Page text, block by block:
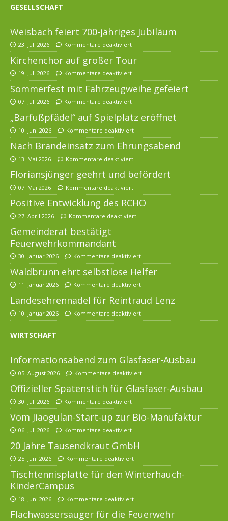
GESELLSCHAFT
Weisbach feiert 700-jähriges Jubiläum
23. Juli 2026 Kommentare deaktiviert
Kirchenchor auf großer Tour
19. Juli 2026 Kommentare deaktiviert
Sommerfest mit Fahrzeugweihe gefeiert
07. Juli 2026 Kommentare deaktiviert
„Barfußpfädel“ auf Spielplatz eröffnet
10. Juni 2026 Kommentare deaktiviert
Nach Brandeinsatz zum Ehrungsabend
13. Mai 2026 Kommentare deaktiviert
Floriansjünger geehrt und befördert
07. Mai 2026 Kommentare deaktiviert
Positive Entwicklung des RCHO
27. April 2026 Kommentare deaktiviert
Gemeinderat bestätigt
Feuerwehrkommandant
30. Januar 2026 Kommentare deaktiviert
Waldbrunn ehrt selbstlose Helfer
11. Januar 2026 Kommentare deaktiviert
Landesehrennadel für Reintraud Lenz
10. Januar 2026 Kommentare deaktiviert
WIRTSCHAFT
Informationsabend zum Glasfaser-Ausbau
05. August 2026 Kommentare deaktiviert
Offizieller Spatenstich für Glasfaser-Ausbau
30. Juli 2026 Kommentare deaktiviert
Vom Jiaogulan-Start-up zur Bio-Manufaktur
06. Juli 2026 Kommentare deaktiviert
20 Jahre Tausendkraut GmbH
25. Juni 2026 Kommentare deaktiviert
Tischtennisplatte für den Winterhauch-
KinderCampus
18. Juni 2026 Kommentare deaktiviert
Flachwassersauger für die Feuerwehr